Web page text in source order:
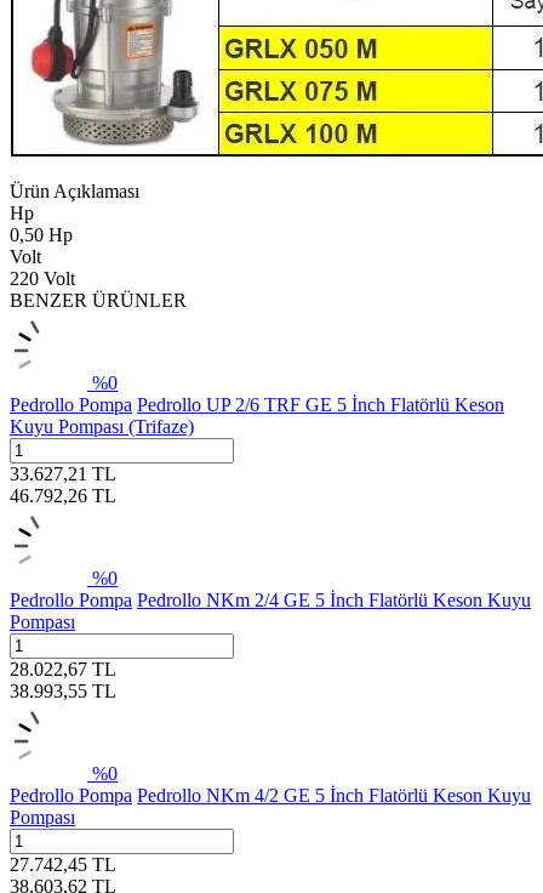
Ürün Açıklaması
Hp
0,50 Hp
Volt
220 Volt
BENZER ÜRÜNLER
%0
Pedrollo Pompa Pedrollo UP 2/6 TRF GE 5 İnch Flatörlü Keson
Kuyu Pompası (Trifaze)
33.627,21 TL
46.792,26 TL
%0
Pedrollo Pompa Pedrollo NKm 2/4 GE 5 İnch Flatörlü Keson Kuyu
Pompası
28.022,67 TL
38.993,55 TL
%0
Pedrollo Pompa Pedrollo NKm 4/2 GE 5 İnch Flatörlü Keson Kuyu
Pompası
27.742,45 TL
38.603,62 TL